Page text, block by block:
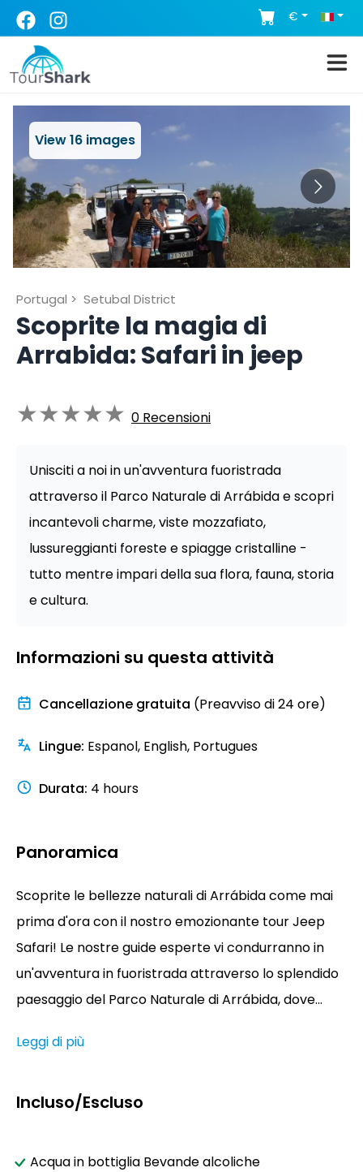
€
View16 images
Portugal > Setubal District
Scoprite la magia di
Arrabida: Safari in jeep
★★★★★ 0 Recensioni
Unisciti a noi in un'avventura fuoristrada
attraverso il Parco Naturale di Arrábida e scopri
incantevoli charme, viste mozzafiato,
lussureggianti foreste e spiagge cristalline -
tutto mentre impari della sua flora, fauna, storia
e cultura.
Informazioni su questa attività
Cancellazione gratuita (Preavviso di 24 ore)
Lingue: Espanol, English, Portugues
Durata: 4 hours
Panoramica
Scoprite le bellezze naturali di Arrábida come mai
prima d'ora con il nostro emozionante tour Jeep
Safari! Le nostre guide esperte vi condurranno in
un'avventura in fuoristrada attraverso lo splendido
paesaggio del Parco Naturale di Arrábida, dove...
Leggi di più
Incluso/Escluso
Acqua in bottiglia Bevande alcoliche